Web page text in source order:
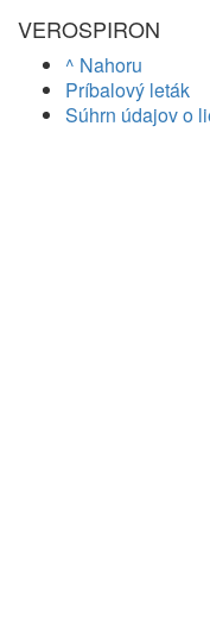
VEROSPIRON
^ Nahoru
Príbalový leták
Súhrn údajov o